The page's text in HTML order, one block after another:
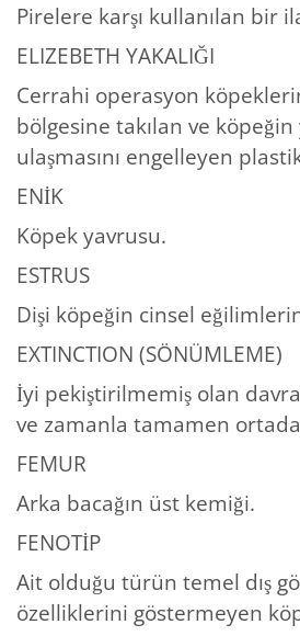
Pirelere karşı kullanılan bir
ELIZEBETH YAKALIĞI
Cerrahi operasyon
bölgesine takılan ve
ulaşmasını engelleyen
ENİK
Köpek yavrusu.
ESTRUS
Dişi köpeğin cinsel
EXTINCTION (SÖNÜMLEME)
İyi pekiştirilmemiş olan
ve zamanla tamamen
FEMUR
Arka bacağın üst kemiği.
FENOTİP
Ait olduğu türün temel dış
özelliklerini göstermeyen